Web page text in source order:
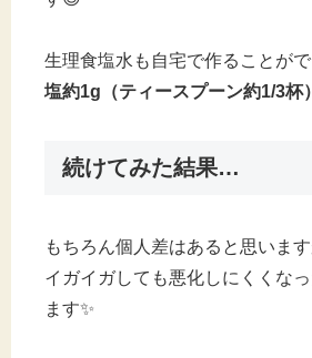
生理食塩水も自宅で作ることがで
塩約1g（ティースプーン約1/3杯）
続けてみた結果…
もちろん個人差はあると思いま
イガイガしても悪化しにくくな
ます✨